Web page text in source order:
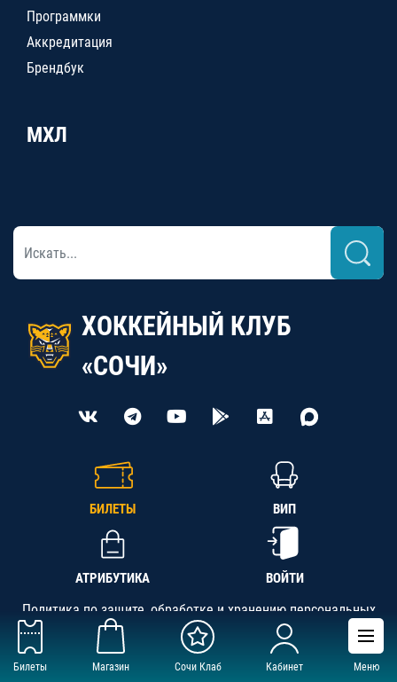
Билеты Магазин Сочи Клаб Кабинет Меню
Программки
Аккредитация
Брендбук
МХЛ
ХОККЕЙНЫЙ КЛУБ
«СОЧИ»
БИЛЕТЫ ВИП
АТРИБУТИКА ВОЙТИ
Политика по защите, обработке и хранению персональных
данных
АНО «СК «Кубань-Регион», ОГРН 1142300002349,